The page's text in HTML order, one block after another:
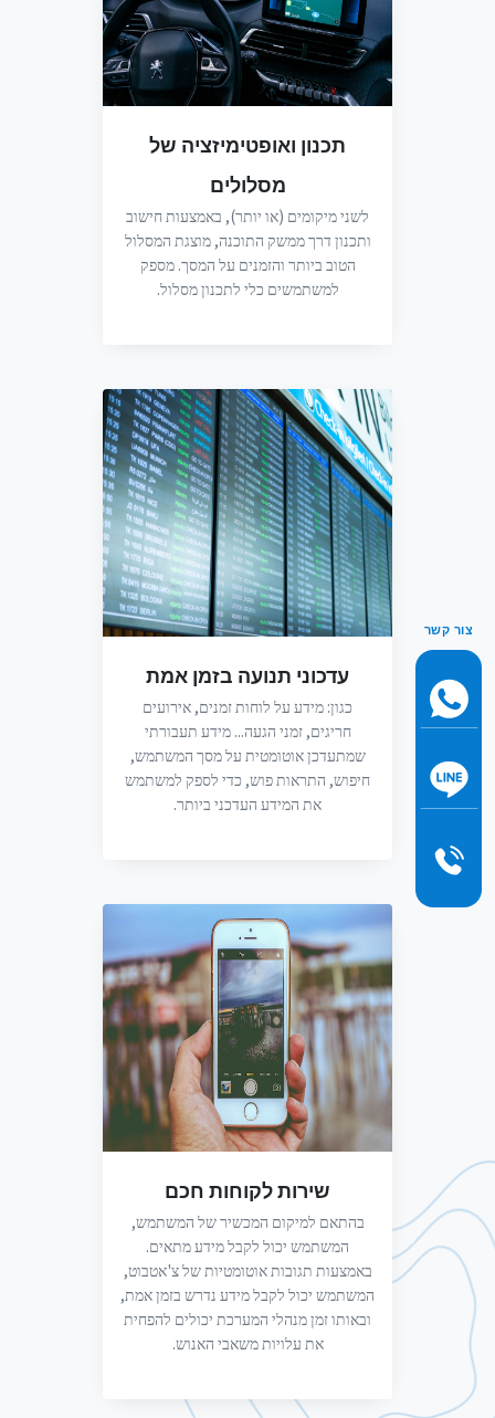
תכנון ואופטימיזציה של
מסלולים
לשני מיקומים (או יותר), באמצעות חישוב
ותכנון דרך ממשק התוכנה, מוצגת המסלול
הטוב ביותר והזמנים על המסך. מספק
למשתמשים כלי לתכנון מסלול.
עדכוני תנועה בזמן אמת
כגון: מידע על לוחות זמנים, אירועים
חריגים, זמני הגעה... מידע תעבורתי
שמתעדכן אוטומטית על מסך המשתמש,
חיפוש, התראות פוש, כדי לספק למשתמש
את המידע העדכני ביותר.
שירות לקוחות חכם
בהתאם למיקום המכשיר של המשתמש,
המשתמש יכול לקבל מידע מתאים.
באמצעות תגובות אוטומטיות של צ'אטבוט,
המשתמש יכול לקבל מידע נדרש בזמן אמת,
ובאותו זמן מנהלי המערכת יכולים להפחית
את עלויות משאבי האנוש.
צור קשר